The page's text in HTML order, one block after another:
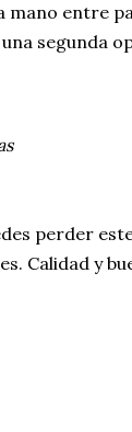
mano entre
segunda
perder
Calidad y